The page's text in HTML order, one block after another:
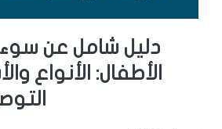
دليل شامل عن سوء
الأطفال: الأنواع